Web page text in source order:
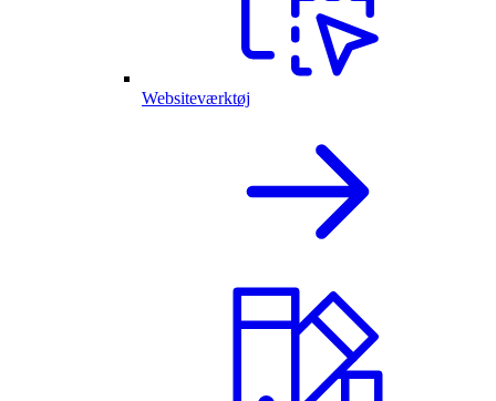
Websiteværktøj